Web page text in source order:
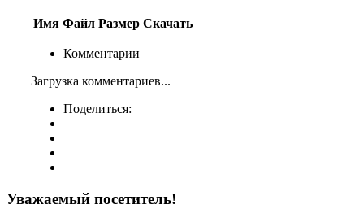
Имя Файл Размер Скачать
Комментарии
Загрузка комментариев...
Поделиться:
Уважаемый посетитель!